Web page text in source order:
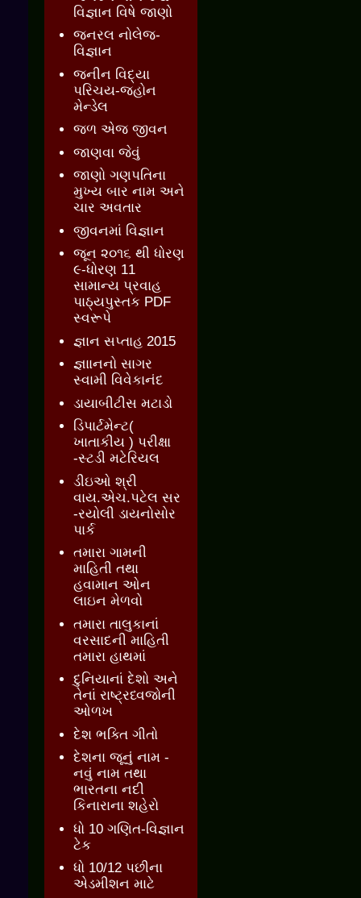
વિજ્ઞાન વિષે જાણો
જનરલ નોલેજ-
વિજ્ઞાન
જનીન વિદ્યા
પરિચય-જ્હોન
મેન્ડેલ
જળ એજ જીવન
જાણવા જેવું
જાણો ગણપતિના
મુખ્ય બાર નામ અને
ચાર અવતાર
જીવનમાં વિજ્ઞાન
જૂન ૨૦૧૬ થી ધોરણ
૯-ધોરણ 11
સામાન્ય પ્રવાહ
પાઠ્યપુસ્તક PDF
સ્વરૂપે
જ્ઞાન સપ્તાહ 2015
જ્ઞાાનનો સાગર
સ્વામી વિવેકાનંદ
ડાયાબીટીસ મટાડો
ડિપાર્ટમેન્ટ(
ખાતાકીય ) પરીક્ષા
-સ્ટડી મટેરિયલ
ડીઇઓ શ્રી
વાય.એચ.પટેલ સર
-રયોલી ડાયનોસોર
પાર્ક
તમારા ગામની
માહિતી તથા
હવામાન ઓન
લાઇન મેળવો
તમારા તાલુકાનાં
વરસાદની માહિતી
તમારા હાથમાં
દુનિયાનાં દેશો અને
તેનાં રાષ્ટ્રધ્વજોની
ઓળખ
દેશ ભક્તિ ગીતો
દેશના જૂનું નામ -
નવું નામ તથા
ભારતના નદી
કિનારાના શહેરો
ધો 10 ગણિત-વિજ્ઞાન
ટેક
ધો 10/12 પછીના
એડમીશન માટે